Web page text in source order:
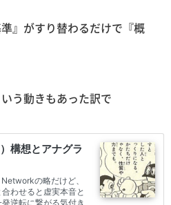
』がすり替わるだけで『概
う動きもあった訳で